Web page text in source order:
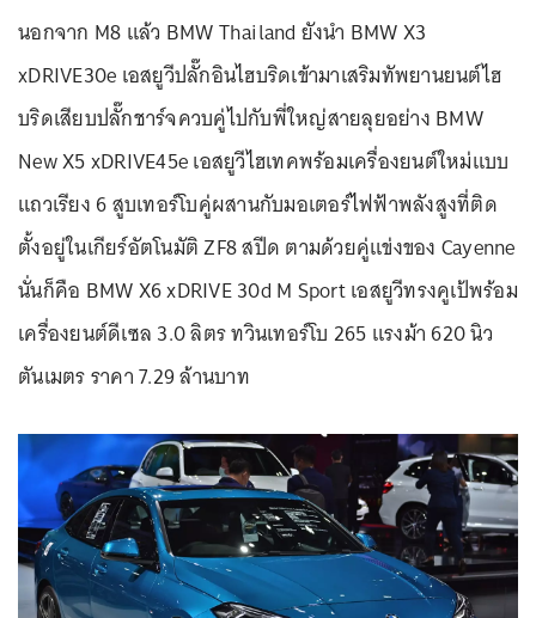
นอกจาก M8 แล้ว BMW Thailand ยังนำ BMW X3
xDRIVE30e เอสยูวีปลั๊กอินไฮบริดเข้ามาเสริมทัพยานยนต์ไฮ
บริดเสียบปลั๊กชาร์จควบคู่ไปกับพี่ใหญ่สายลุยอย่าง BMW
New X5 xDRIVE45e เอสยูวีไฮเทคพร้อมเครื่องยนต์ใหม่แบบ
แถวเรียง 6 สูบเทอร์โบคู่ผสานกับมอเตอร์ไฟฟ้าพลังสูงที่ติด
ตั้งอยู่ในเกียร์อัตโนมัติ ZF8 สปีด ตามด้วยคู่แข่งของ Cayenne
นั่นก็คือ BMW X6 xDRIVE 30d M Sport เอสยูวีทรงคูเป้พร้อม
เครื่องยนต์ดีเซล 3.0 ลิตร ทวินเทอร์โบ 265 แรงม้า 620 นิว
ตันเมตร ราคา 7.29 ล้านบาท